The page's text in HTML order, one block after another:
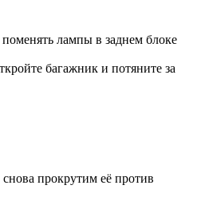
поменять лампы в заднем блоке
багажник и потяните за
прокрутим её против